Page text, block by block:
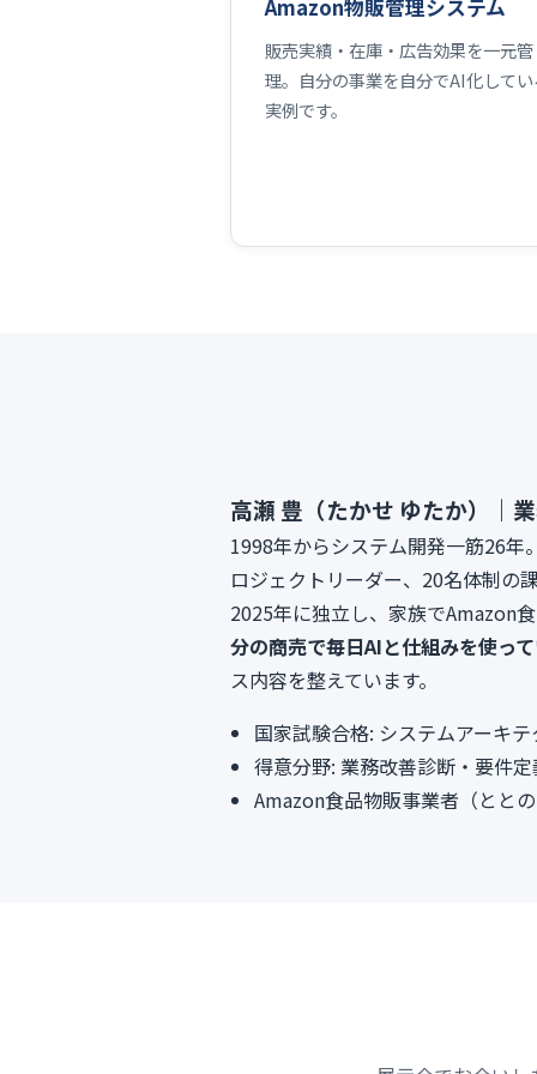
Amazon物販管理システム
販売実績・在庫・広告効果を一元管
理。自分の事業を自分でAI化して
実例です。
高瀬 豊（たかせ ゆたか）｜
1998年からシステム開発一筋26
ロジェクトリーダー、20名体制の
2025年に独立し、家族でAmazon
分の商売で毎日AIと仕組みを使っ
ス内容を整えています。
国家試験合格: システムアーキ
得意分野: 業務改善診断・要件
Amazon食品物販事業者（とと